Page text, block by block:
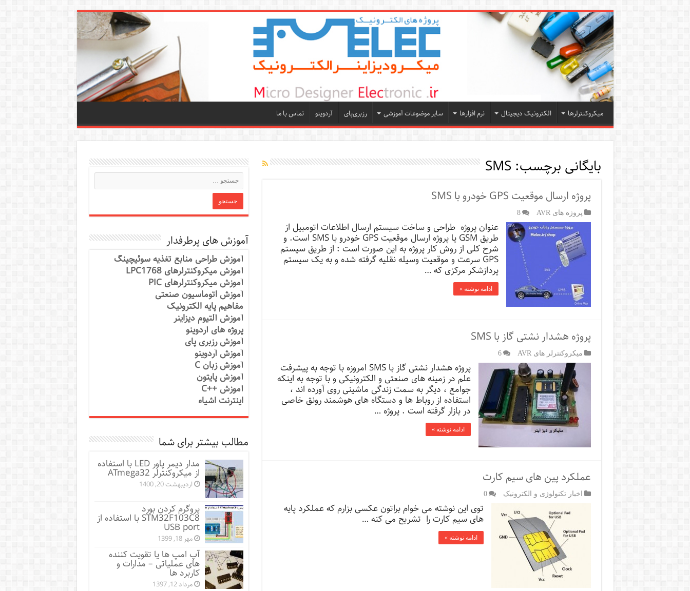
میکروکنترلرها الکترونیک دیجیتال نرم افزارها سایر موضوعات آموزشی رزبری‌پای آردوینو تماس با ما
بایگانی برچسب: SMS
پروژه ارسال موقعیت GPS خودرو با SMS
پروژه های AVR 8
عنوان پروژه طراحی و ساخت سیستم ارسال اطلاعات اتومبیل از
طریق GSM یا پروژه ارسال موقعیت GPS خودرو با SMS است. و
شرح کلی از روش کار پروژه به این صورت است : از طریق سیستم
GPS سرعت و موقعیت وسیله نقلیه گرفته شده و به یک سیستم
پردازشکر مرکزی که …
ادامه نوشته »
پروژه هشدار نشتی گاز با SMS
میکروکنترلر های AVR 6
پروژه هشدار نشتی گاز با SMS امروزه با توجه به پیشرفت
علم در زمینه های صنعتی و الکترونیکی و با توجه به اینکه
جوامع ، دیگر به سمت زندگی ماشینی روی آورده اند ،
استفاده از روباط ها و دستگاه های هوشمند رونق خاصی
در بازار گرفته است . پروژه …
ادامه نوشته »
عملکرد پین های سیم کارت
اخبار تکنولوژی و الکترونیک 0
توی این نوشته می خوام براتون عکسی بزارم که عملکرد پایه
های سیم کارت را تشریح می کنه …
ادامه نوشته »
آموزش های پرطرفدار
آموزش طراحی منابع تغذیه سوئیچینگ
آموزش میکروکنترلرهای LPC1768
آموزش میکروکنترلرهای PIC
آموزش اتوماسیون صنعتی
مفاهیم پایه الکترونیک
آموزش آلتیوم دیزاینر
پروژه های آردوینو
آموزش رزبری پای
آموزش آردوینو
آموزش زبان C
آموزش پایتون
آموزش ++C
اینترنت اشیاء
مطالب بیشتر برای شما
مدار دیمر پاور LED با استفاده
از میکروکنترلر ATmega32
اردیبهشت 20, 1400
پروگرم کردن بورد
STM32F103C8 با استفاده از
USB port
مهر 18, 1399
آپ امپ ها یا تقویت کننده
های عملیاتی – مدارات و
کاربرد ها
مرداد 12, 1397